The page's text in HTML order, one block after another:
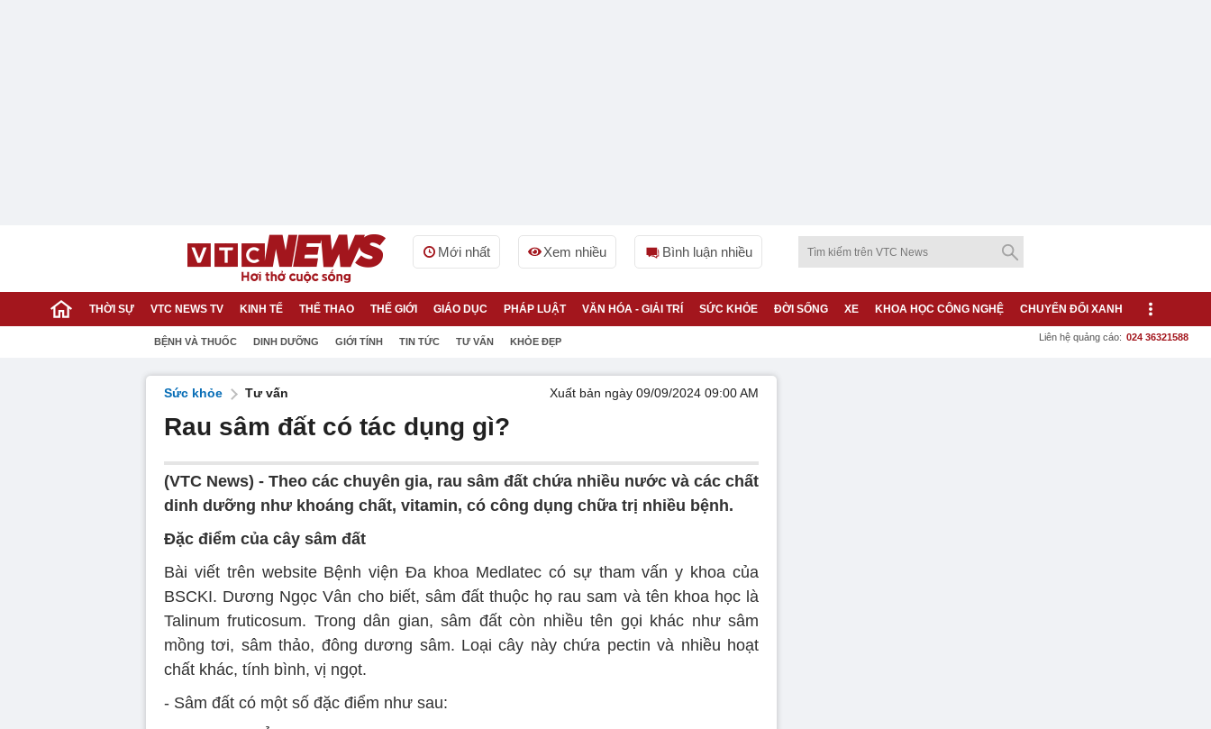
Mới nhất Xem nhiều Bình luận nhiều
THỜI SỰ VTC NEWS TV KINH TẾ THỂ THAO THẾ GIỚI GIÁO DỤC PHÁP LUẬT VĂN HÓA - GIẢI TRÍ SỨC KHỎE ĐỜI SỐNG XE KHOA HỌC CÔNG NGHỆ CHUYỂN ĐỔI XANH
BỆNH VÀ THUỐC DINH DƯỠNG GIỚI TÍNH TIN TỨC TƯ VẤN KHỎE ĐẸP Liên hệ quảng cáo: 024 36321588
Sức khỏe Tư vấn Xuất bản ngày 09/09/2024 09:00 AM
Rau sâm đất có tác dụng gì?
(VTC News) - Theo các chuyên gia, rau sâm đất chứa nhiều nước và các chất
dinh dưỡng như khoáng chất, vitamin, có công dụng chữa trị nhiều bệnh.
Đặc điểm của cây sâm đất
Bài viết trên website Bệnh viện Đa khoa Medlatec có sự tham vấn y khoa của
BSCKI. Dương Ngọc Vân cho biết, sâm đất thuộc họ rau sam và tên khoa học là
Talinum fruticosum. Trong dân gian, sâm đất còn nhiều tên gọi khác như sâm
mồng tơi, sâm thảo, đông dương sâm. Loại cây này chứa pectin và nhiều hoạt
chất khác, tính bình, vị ngọt.
- Sâm đất có một số đặc điểm như sau: